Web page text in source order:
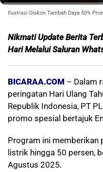
Ilustrasi Diskon Tambah Daya 50%
Nikmati Update Berita
Hari Melalui Saluran
BICARAA.COM – Dalam
peringatan Hari Ulang
Republik Indonesia, PT
promo spesial bertajuk
Program ini memberikan
listrik hingga 50 persen,
Agustus 2025.